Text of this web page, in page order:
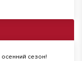
осенний сезон!